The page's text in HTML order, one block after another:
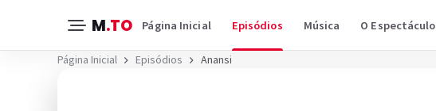
M.TO Página Inicial Episódios Música O Espectáculo
Página Inicial Episódios Anansi